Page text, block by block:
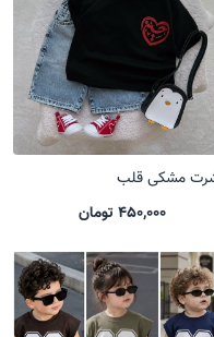
مشکی قلب
450,000 تومان